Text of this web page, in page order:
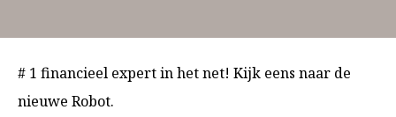
# 1 financieel expert in het net! Kijk eens naar de
nieuwe Robot.